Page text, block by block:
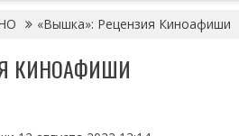
«Вышка»: Рецензия Киноафиши
КИНОАФИШИ